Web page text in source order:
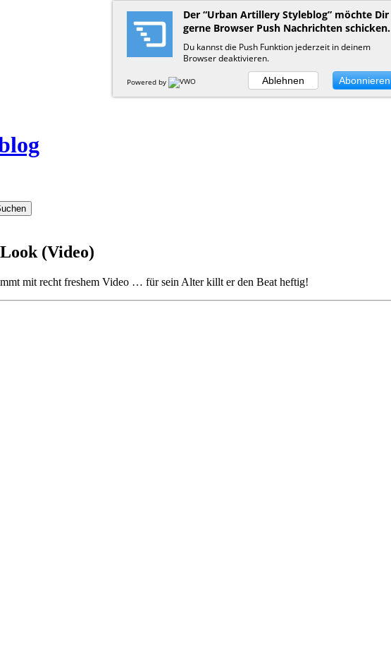
(Video)
mit recht freshem Video … für sein Alter killt er den Beat heftig!
Der “Urban Artillery Styleblog” möchte Dir
gerne Browser Push Nachrichten schicken.
Du kannst die Push Funktion jederzeit in deinem
Browser deaktivieren.
Powered by Ablehnen Abonnieren